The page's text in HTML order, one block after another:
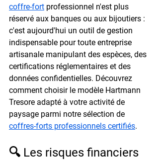
coffre-fort professionnel n'est plus
réservé aux banques ou aux bijoutiers :
c'est aujourd'hui un outil de gestion
indispensable pour toute entreprise
artisanale manipulant des espèces, des
certifications réglementaires et des
données confidentielles. Découvrez
comment choisir le modèle Hartmann
Tresore adapté à votre activité de
paysage parmi notre sélection de
coffres-forts professionnels certifiés.
🔍 Les risques financiers